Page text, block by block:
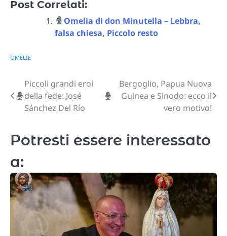
Post Correlati:
Omelia di don Minutella – Lebbra,
falsa chiesa, Piccolo resto
OMELIE
Navigazione
articoli
Piccoli grandi eroi
della fede: José
Sánchez Del Río
Bergoglio, Papua Nuova
Guinea e Sinodo: ecco il
vero motivo!
Potresti essere interessato
a: